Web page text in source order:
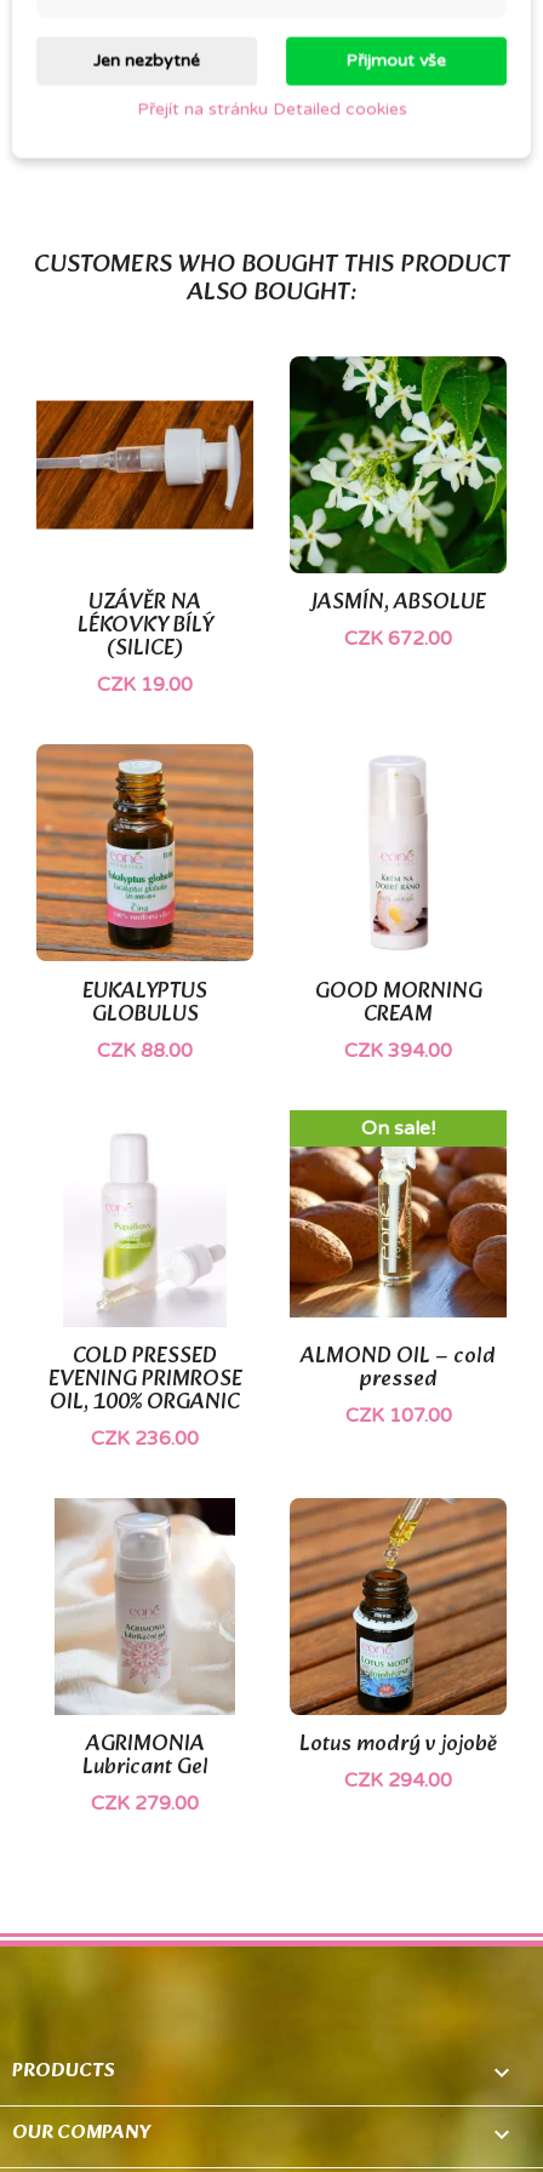
Be the first to write your review
CUSTOMERS WHO BOUGHT THIS PRODUCT
ALSO BOUGHT:
UZÁVĚR NA
LÉKOVKY BÍLÝ
(SILICE)
CZK 19.00
JASMÍN, ABSOLUE
CZK 672.00
EUKALYPTUS
GLOBULUS
CZK 88.00
GOOD MORNING
CREAM
CZK 394.00
COLD PRESSED
EVENING PRIMROSE
OIL, 100% ORGANIC
CZK 236.00
ALMOND OIL – cold
pressed
CZK 107.00
On sale!
AGRIMONIA
Lubricant Gel
CZK 279.00
Lotus modrý v jojobě
CZK 294.00
PRODUCTS 
OUR COMPANY 
Jen nezbytné Přijmout vše
Přejít na stránku Detailed cookies